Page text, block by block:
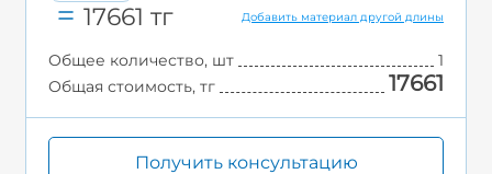
17661 тг Добавить материал другой длины
Общее количество, шт
1
Общая стоимость, тг
17661
Получить консультацию